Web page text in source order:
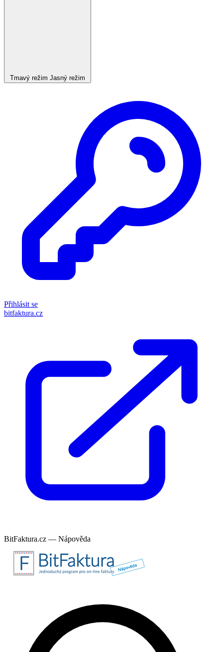
Tmavý režim Jasný režim
Přihlásit se
bitfaktura.cz
BitFaktura.cz — Nápověda